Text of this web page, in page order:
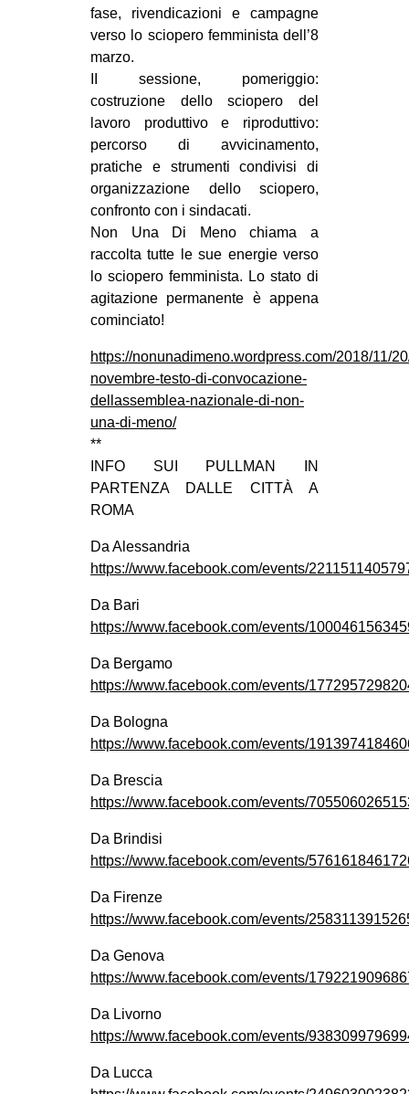
fase, rivendicazioni e campagne
verso lo sciopero femminista dell’8
marzo.
II sessione, pomeriggio:
costruzione dello sciopero del
lavoro produttivo e riproduttivo:
percorso di avvicinamento,
pratiche e strumenti condivisi di
organizzazione dello sciopero,
confronto con i sindacati.
Non Una Di Meno chiama a
raccolta tutte le sue energie verso
lo sciopero femminista. Lo stato di
agitazione permanente è appena
cominciato!
https://nonunadimeno.wordpress.com/2018/11/
novembre-testo-di-convocazione-
dellassemblea-nazionale-di-non-
una-di-meno/
**
INFO SUI PULLMAN IN
PARTENZA DALLE CITTÀ A
ROMA
Da Alessandria
https://www.facebook.com/events/
Da Bari
https://www.facebook.com/events/
Da Bergamo
https://www.facebook.com/events/
Da Bologna
https://www.facebook.com/events/
Da Brescia
https://www.facebook.com/events/
Da Brindisi
https://www.facebook.com/events/
Da Firenze
https://www.facebook.com/events/
Da Genova
https://www.facebook.com/events/
Da Livorno
https://www.facebook.com/events/
Da Lucca